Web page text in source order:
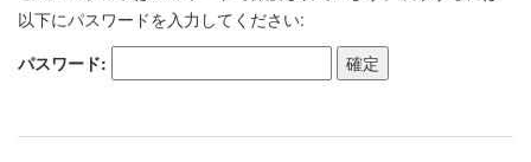
以下にパスワードを入力してください:
パスワード: